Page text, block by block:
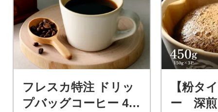
フレスカ特注 ドリッ
プバッグコーヒー 4種
【粉タ
ー 深煎